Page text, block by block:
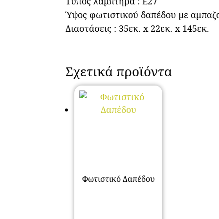
Ύψος φωτιστικού δαπέδου με
Διαστάσεις : 35εκ. x 22εκ. x 145εκ.
Σχετικά προϊόντα
Φωτιστικό Δαπέδου